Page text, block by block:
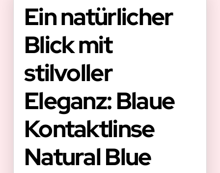
Ein natürlicher
Blick mit
stilvoller
Eleganz: Blaue
Kontaktlinse
Natural Blue